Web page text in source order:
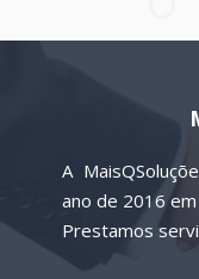
A
ano de 2016 em
Prestamos